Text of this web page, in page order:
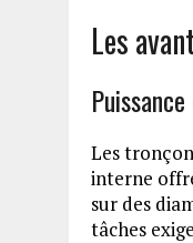
Les
Les
interne
sur des
tâches